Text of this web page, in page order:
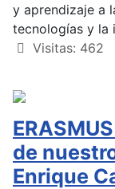
y aprendizaje a
tecnologías y la
Visitas: 462
de
Enrique